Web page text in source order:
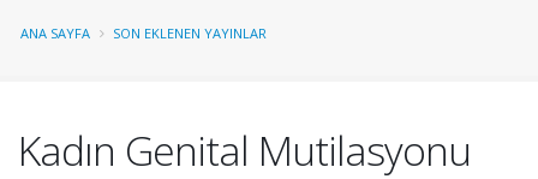
ANA SAYFA SON EKLENEN YAYINLAR
Kadın Genital Mutilasyonu